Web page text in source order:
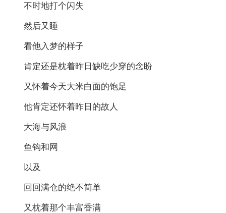
不时地打个闪失
然后又睡
看他入梦的样子
肯定还是枕着昨日缺吃少穿的念盼
又怀着今天大米白面的饱足
他肯定还怀着昨日的故人
大海与风浪
鱼钩和网
以及
回回满仓的绝不简单
又枕着那个丰富香满